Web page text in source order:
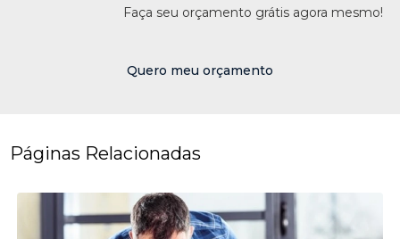
Faça seu orçamento grátis agora mesmo!
Quero meu orçamento
Páginas Relacionadas